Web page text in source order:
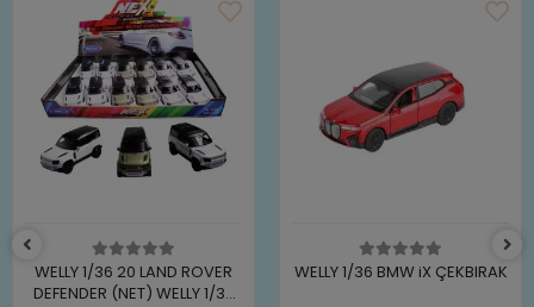
WELLY 1/36 20 LAND ROVER
DEFENDER (NET) WELLY 1/36
WELLY 1/36 BMW iX ÇEKBIRAK